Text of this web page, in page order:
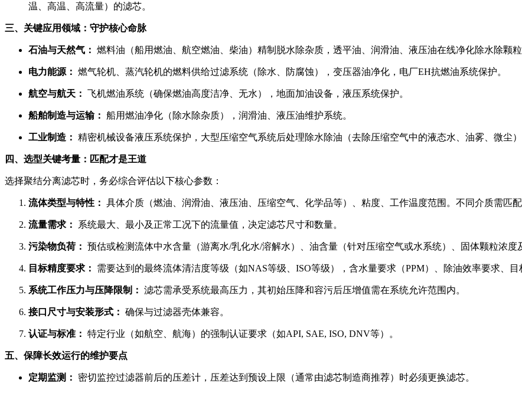
温、高温、高流量）的滤芯。
三、关键应用领域：守护核心命脉
石油与天然气： 燃料油（船用燃油、航空燃油、柴油）精制脱水除杂质，透平油、润滑油、液压油在线净化除水除颗
电力能源： 燃气轮机、蒸汽轮机的燃料供给过滤系统（除水、防腐蚀），变压器油净化，电厂EH抗燃油系统保护。
航空与航天： 飞机燃油系统（确保燃油高度洁净、无水），地面加油设备，液压系统保护。
船舶制造与运输： 船用燃油净化（除水除杂质），润滑油、液压油维护系统。
工业制造： 精密机械设备液压系统保护，大型压缩空气系统后处理除水除油（去除压缩空气中的液态水、油雾、微尘）
四、选型关键考量：匹配才是王道
选择聚结分离滤芯时，务必综合评估以下核心参数：
流体类型与特性： 具体介质（燃油、润滑油、液压油、压缩空气、化学品等）、粘度、工作温度范围。不同介质需匹配
流量需求： 系统最大、最小及正常工况下的流量值，决定滤芯尺寸和数量。
污染物负荷： 预估或检测流体中水含量（游离水/乳化水/溶解水）、油含量（针对压缩空气或水系统）、固体颗粒浓度
目标精度要求： 需要达到的最终流体清洁度等级（如NAS等级、ISO等级），含水量要求（PPM）、除油效率要求、目
系统工作压力与压降限制： 滤芯需承受系统最高压力，其初始压降和容污后压增值需在系统允许范围内。
接口尺寸与安装形式： 确保与过滤器壳体兼容。
认证与标准： 特定行业（如航空、航海）的强制认证要求（如API, SAE, ISO, DNV等）。
五、保障长效运行的维护要点
定期监测： 密切监控过滤器前后的压差计，压差达到预设上限（通常由滤芯制造商推荐）时必须更换滤芯。